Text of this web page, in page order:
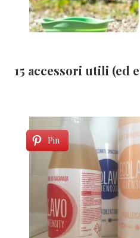
15 accessori utili (ed
Pin